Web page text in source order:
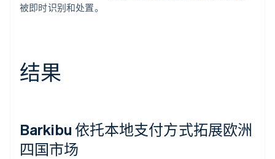
被即时识别和处置。
结果
Barkibu 依托本地支付方式拓展欧洲
四国市场